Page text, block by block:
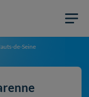
de-Seine